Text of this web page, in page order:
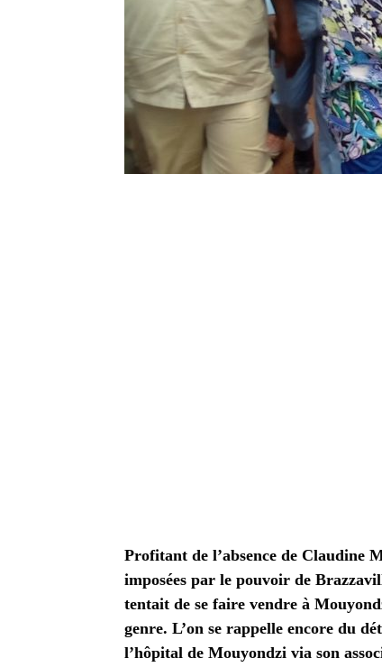
Profitant de l’absence de Claudine
imposées par le pouvoir de
tentait de se faire vendre à
genre. L’on se rappelle encore du
l’hôpital de Mouyondzi via son